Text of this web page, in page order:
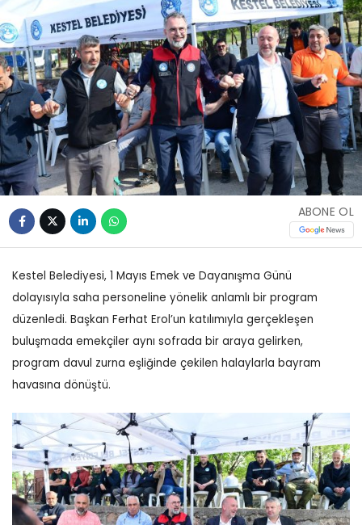
ABONE OL
Kestel Belediyesi, 1 Mayıs Emek ve Dayanışma Günü
dolayısıyla saha personeline yönelik anlamlı bir program
düzenledi. Başkan Ferhat Erol’un katılımıyla gerçekleşen
buluşmada emekçiler aynı sofrada bir araya gelirken,
program davul zurna eşliğinde çekilen halaylarla bayram
havasına dönüştü.